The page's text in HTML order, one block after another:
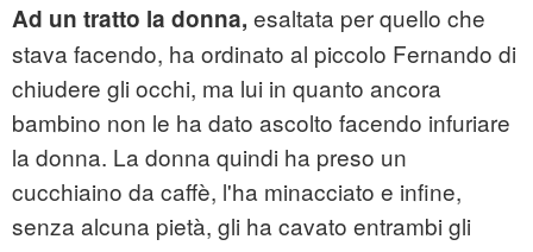
Ad un tratto la donna, esaltata per quello che
stava facendo, ha ordinato al piccolo Fernando di
chiudere gli occhi, ma lui in quanto ancora
bambino non le ha dato ascolto facendo infuriare
la donna. La donna quindi ha preso un
cucchiaino da caffè, l'ha minacciato e infine,
senza alcuna pietà, gli ha cavato entrambi gli